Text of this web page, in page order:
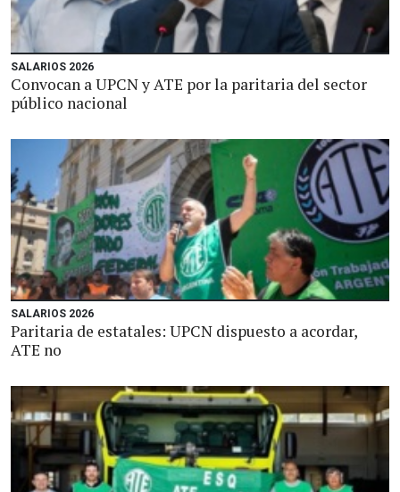
SALARIOS 2026
Convocan a UPCN y ATE por la paritaria del sector
público nacional
SALARIOS 2026
Paritaria de estatales: UPCN dispuesto a acordar,
ATE no